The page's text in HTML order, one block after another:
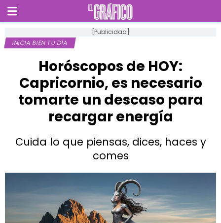
[Publicidad]
INICIA BIEN TU DÍA
Horóscopos de HOY:
Capricornio, es necesario
tomarte un descaso para
recargar energía
Cuida lo que piensas, dices, haces y
comes